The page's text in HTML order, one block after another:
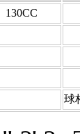
130CC
球